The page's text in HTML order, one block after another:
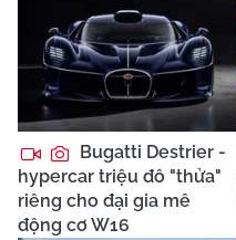
Bugatti Destrier -
hypercar triệu đô "thửa"
riêng cho đại gia mê
động cơ W16